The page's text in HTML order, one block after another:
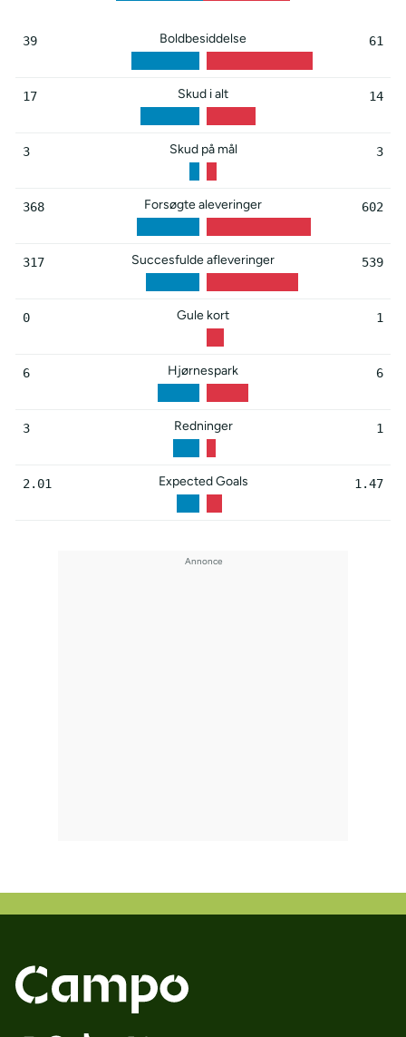
39 Boldbesiddelse 61
17 Skud i alt 14
3 Skud på mål 3
368 Forsøgte aleveringer 602
317 Succesfulde afleveringer 539
0 Gule kort 1
6 Hjørnespark 6
3 Redninger 1
2.01 Expected Goals 1.47